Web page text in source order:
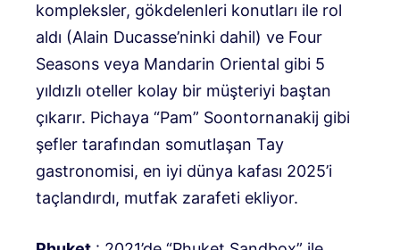
kompleksler, gökdelenleri konutları ile rol
aldı (Alain Ducasse’ninki dahil) ve Four
Seasons veya Mandarin Oriental gibi 5
yıldızlı oteller kolay bir müşteriyi baştan
çıkarır. Pichaya “Pam” Soontornanakij gibi
şefler tarafından somutlaşan Tay
gastronomisi, en iyi dünya kafası 2025’i
taçlandırdı, mutfak zarafeti ekliyor.